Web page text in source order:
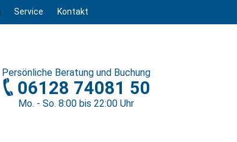
Service Kontakt
Persönliche Beratung und Buchung
06128 74081 50
Mo. - So. 8:00 bis 22:00 Uhr